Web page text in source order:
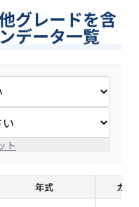
グレードを含
データ一覧
ト
年式 カラ